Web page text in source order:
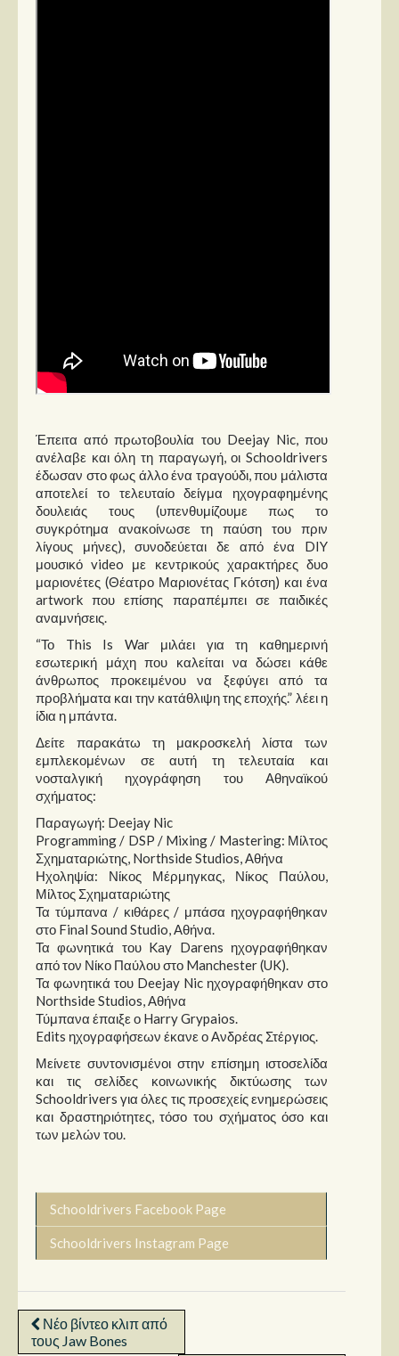
Έπειτα από πρωτοβουλία του Deejay Nic, που
ανέλαβε και όλη τη παραγωγή, οι Schooldrivers
έδωσαν στο φως άλλο ένα τραγούδι, που μάλιστα
αποτελεί το τελευταίο δείγμα ηχογραφημένης
δουλειάς τους (υπενθυμίζουμε πως το
συγκρότημα ανακοίνωσε τη παύση του πριν
λίγους μήνες), συνοδεύεται δε από ένα DIY
μουσικό video με κεντρικούς χαρακτήρες δυο
μαριονέτες (Θέατρο Μαριονέτας Γκότση) και ένα
artwork που επίσης παραπέμπει σε παιδικές
αναμνήσεις.
“Το This Is War μιλάει για τη καθημερινή
εσωτερική μάχη που καλείται να δώσει κάθε
άνθρωπος προκειμένου να ξεφύγει από τα
προβλήματα και την κατάθλιψη της εποχής.” λέει η
ίδια η μπάντα.
Δείτε παρακάτω τη μακροσκελή λίστα των
εμπλεκομένων σε αυτή τη τελευταία και
νοσταλγική ηχογράφηση του Αθηναϊκού
σχήματος:
Παραγωγή: Deejay Nic
Programming / DSP / Mixing / Mastering: Μίλτος
Σχηματαριώτης, Northside Studios, Αθήνα
Ηχοληψία: Νίκος Μέρμηγκας, Νίκος Παύλου,
Μίλτος Σχηματαριώτης
Τα τύμπανα / κιθάρες / μπάσα ηχογραφήθηκαν
στο Final Sound Studio, Αθήνα.
Τα φωνητικά του Kay Darens ηχογραφήθηκαν
από τον Νίκο Παύλου στο Manchester (UK).
Τα φωνητικά του Deejay Nic ηχογραφήθηκαν στο
Northside Studios, Αθήνα
Τύμπανα έπαιξε ο Harry Grypaios.
Edits ηχογραφήσεων έκανε ο Ανδρέας Στέργιος.
Μείνετε συντονισμένοι στην επίσημη ιστοσελίδα
και τις σελίδες κοινωνικής δικτύωσης των
Schooldrivers για όλες τις προσεχείς ενημερώσεις
και δραστηριότητες, τόσο του σχήματος όσο και
των μελών του.
Schooldrivers Facebook Page
Schooldrivers Instagram Page
Νέο βίντεο κλιπ από
τους Jaw Bones